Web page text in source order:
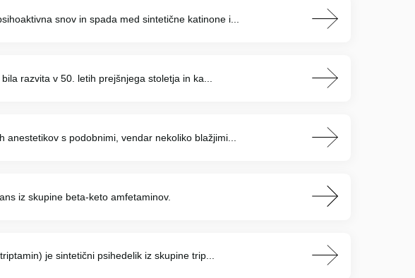
snov in spada med sintetične katinone i...
razvita v 50. letih prejšnjega stoletja in ka...
s podobnimi, vendar nekoliko blažjimi...
iz skupine beta-keto amfetaminov.
je sintetični psihedelik iz skupine trip...